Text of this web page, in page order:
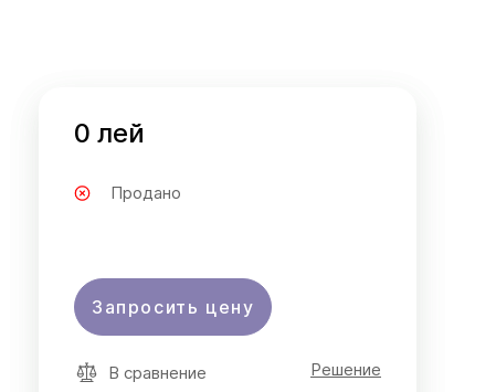
0 лей
Продано
Запросить цену
В сравнение Решение